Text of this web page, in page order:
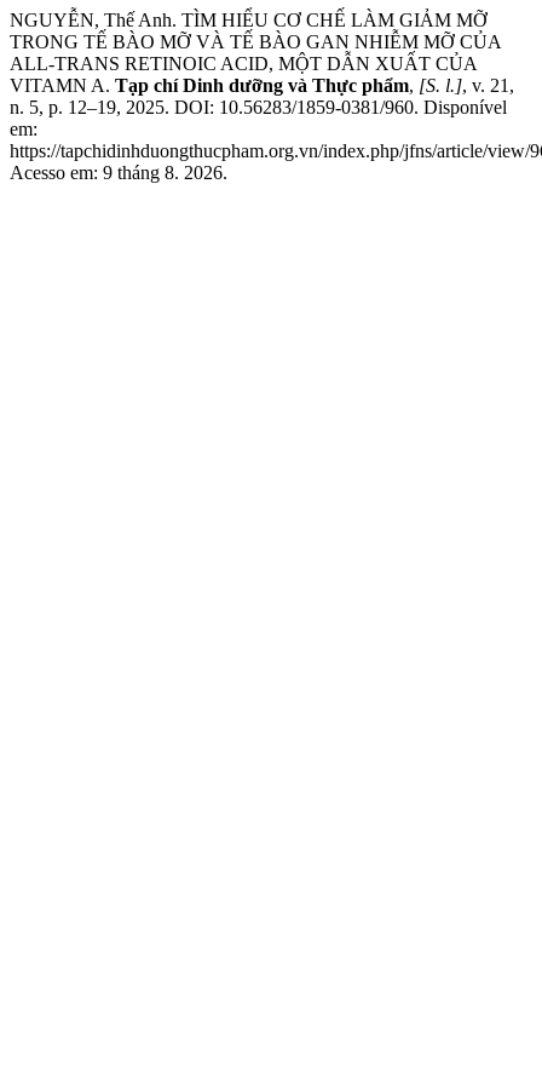
NGUYỄN, Thế Anh. TÌM HIỂU CƠ CHẾ LÀM GIẢM MỠ
TRONG TẾ BÀO MỠ VÀ TẾ BÀO GAN NHIỄM MỠ CỦA
ALL-TRANS RETINOIC ACID, MỘT DẪN XUẤT CỦA
VITAMN A. Tạp chí Dinh dưỡng và Thực phẩm, [S. l.], v. 21,
n. 5, p. 12–19, 2025. DOI: 10.56283/1859-0381/960. Disponível
em:
https://tapchidinhduongthucpham.org.vn/index.php/jfns/article/view/
Acesso em: 9 tháng 8. 2026.